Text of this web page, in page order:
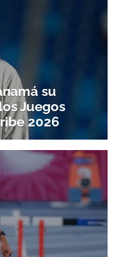
su
Juegos
2026